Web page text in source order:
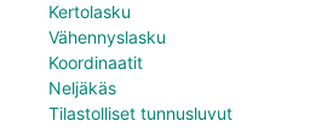
Kertolasku
Vähennyslasku
Koordinaatit
Neljäkäs
Tilastolliset tunnusluvut